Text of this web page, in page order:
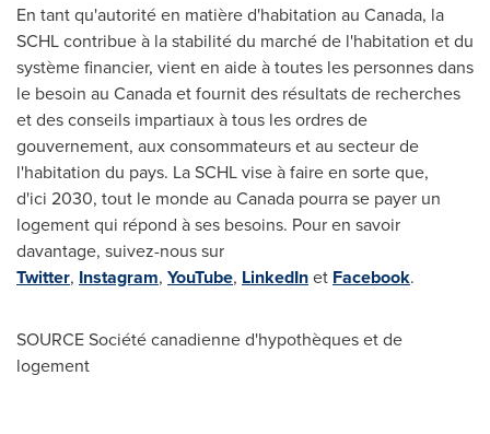
En tant qu'autorité en matière d'habitation au Canada, la
SCHL contribue à la stabilité du marché de l'habitation et du
système financier, vient en aide à toutes les personnes dans
le besoin au Canadaet fournit des résultats de recherches
et des conseils impartiaux à tous les ordres de
gouvernement, aux consommateurs et au secteur de
l'habitation du pays. La SCHL vise à faire en sorte que,
d'ici 2030, tout le monde au Canada pourra se payer un
logement qui répond à ses besoins. Pour en savoir
davantage, suivez-nous sur
Twitter, Instagram, YouTube, LinkedInet Facebook.
SOURCE Société canadienne d'hypothèques et de
logement